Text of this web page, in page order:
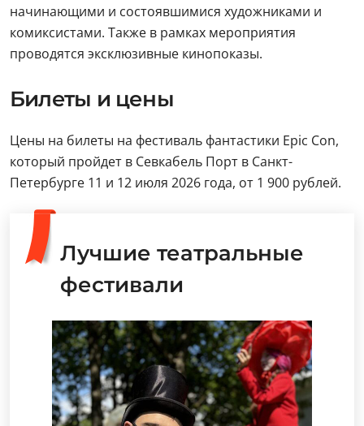
начинающими и состоявшимися художниками и
комиксистами. Также в рамках мероприятия
проводятся эксклюзивные кинопоказы.
Билеты и цены
Цены на билеты на фестиваль фантастики Epic Con,
который пройдет в Севкабель Порт в Санкт-
Петербурге 11 и 12 июля 2026 года, от 1 900 рублей.
Лучшие театральные
фестивали